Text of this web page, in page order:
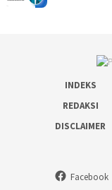
INDEKS
REDAKSI
DISCLAIMER
Facebook